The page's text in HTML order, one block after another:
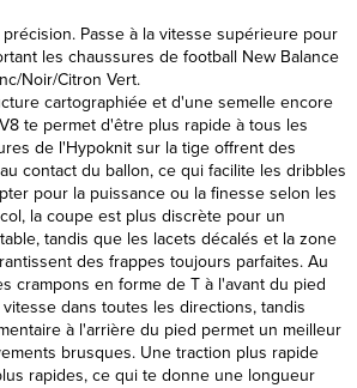
Noir/Citron Vert.
cartographiée et d'une semelle encore
te permet d'être plus rapide à tous les
de l'Hypoknit sur la tige offrent des
contact du ballon, ce qui facilite les dribbles
pour la puissance ou la finesse selon les
la coupe est plus discrète pour un
tandis que les lacets décalés et la zone
des frappes toujours parfaites. Au
crampons en forme de T à l'avant du pied
dans toutes les directions, tandis
à l'arrière du pied permet un meilleur
brusques. Une traction plus rapide
rapides, ce qui te donne une longueur
dans ces duels qui peuvent décider de